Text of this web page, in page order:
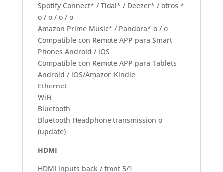
Spotify Connect* / Tidal* / Deezer* / otros *
o / o / o / o
Amazon Prime Music* / Pandora* o / o
Compatible con Remote APP para Smart
Phones Android / iOS
Compatible con Remote APP para Tablets
Android / iOS/Amazon Kindle
Ethernet​
WiFi
Bluetooth
Bluetooth Headphone transmission o
(update)
HDMI
HDMI inputs back / front 5/1